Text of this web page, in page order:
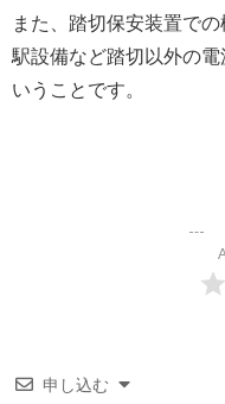
また、踏切保安装置で
駅設備など踏切以外の
いうことです。
申し込む